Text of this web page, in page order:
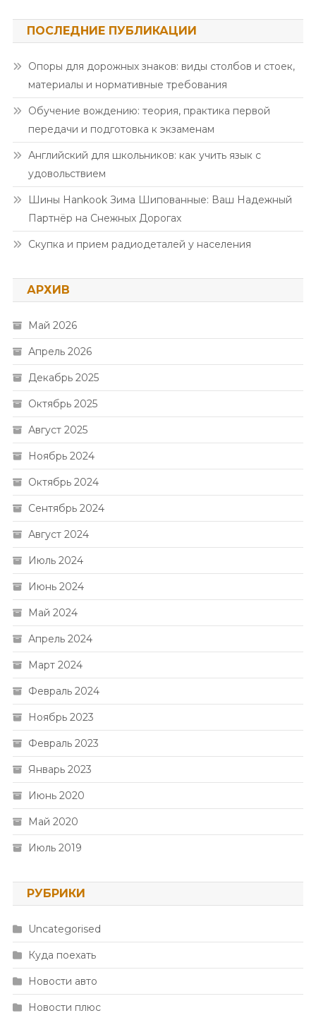
ПОСЛЕДНИЕ ПУБЛИКАЦИИ
Опоры для дорожных знаков: виды столбов и стоек,
материалы и нормативные требования
Обучение вождению: теория, практика первой
передачи и подготовка к экзаменам
Английский для школьников: как учить язык с
удовольствием
Шины Hankook Зима Шипованные: Ваш Надежный
Партнёр на Снежных Дорогах
Скупка и прием радиодеталей у населения
АРХИВ
Май 2026
Апрель 2026
Декабрь 2025
Октябрь 2025
Август 2025
Ноябрь 2024
Октябрь 2024
Сентябрь 2024
Август 2024
Июль 2024
Июнь 2024
Май 2024
Апрель 2024
Март 2024
Февраль 2024
Ноябрь 2023
Февраль 2023
Январь 2023
Июнь 2020
Май 2020
Июль 2019
РУБРИКИ
Uncategorised
Куда поехать
Новости авто
Новости плюс